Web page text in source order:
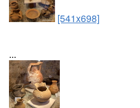
[541x698]
...